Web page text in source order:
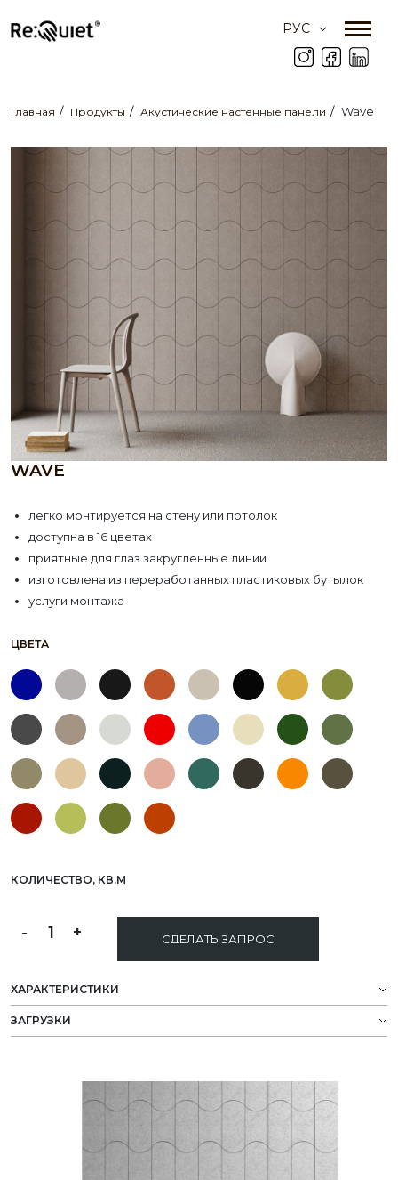
РУС
Главная Продукты Акустические настенные панели Wave
WAVE
легко монтируется на стену или потолок
доступна в 16 цветах
приятные для глаз закругленные линии
изготовлена из переработанных пластиковых бутылок
услуги монтажа
ЦВЕТА
КОЛИЧЕСТВО, КВ.М
- 1 + СДЕЛАТЬ ЗАПРОС
ХАРАКТЕРИСТИКИ
ЗАГРУЗКИ